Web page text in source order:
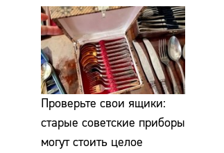
Проверьте свои ящики:
старые советские приборы
могут стоить целое